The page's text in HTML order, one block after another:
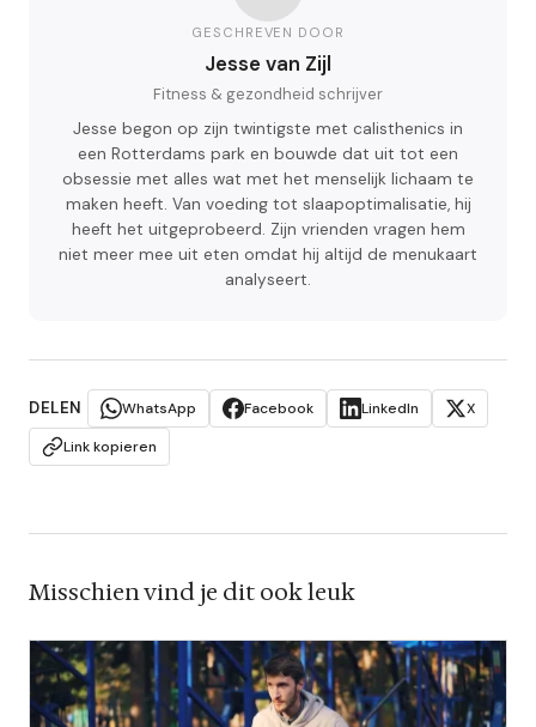
GESCHREVEN DOOR
Jesse van Zijl
Fitness & gezondheid schrijver
Jesse begon op zijn twintigste met calisthenics in
een Rotterdams park en bouwde dat uit tot een
obsessie met alles wat met het menselijk lichaam te
maken heeft. Van voeding tot slaapoptimalisatie, hij
heeft het uitgeprobeerd. Zijn vrienden vragen hem
niet meer mee uit eten omdat hij altijd de menukaart
analyseert.
DELEN WhatsApp Facebook LinkedIn
X
Link kopieren
Misschien vind je dit ook leuk